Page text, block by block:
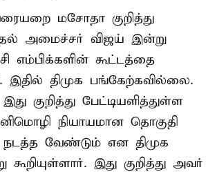
மசோதா குறித்து
அமைச்சர் விஜய் இன்று
எம்பிக்களின் கூட்டத்தை
இதில் திமுக பங்கேற்கவில்லை.
குறித்து பேட்டியளித்துள்ள
நியாயமான தொகுதி
வேண்டும் என திமுக
கூறியுள்ளார். இது குறித்து அவர்